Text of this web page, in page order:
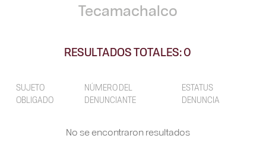
Tecamachalco
RESULTADOS TOTALES: 0
SUJETO
OBLIGADO
NÚMERO DEL
DENUNCIANTE
ESTATUS
DENUNCIA
No se encontraron resultados